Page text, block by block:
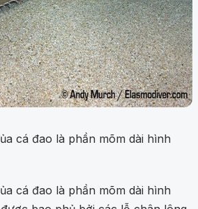
cá đao là phần mõm dài hình
cá đao là phần mõm dài hình